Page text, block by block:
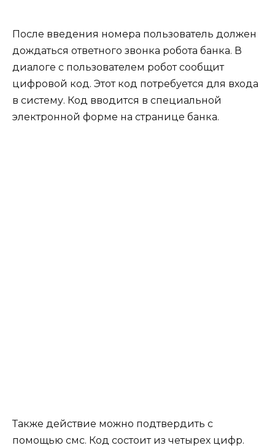
После введения номера пользователь должен
дождаться ответного звонка робота банка. В
диалоге с пользователем робот сообщит
цифровой код. Этот код потребуется для входа
в систему. Код вводится в специальной
электронной форме на странице банка.
Также действие можно подтвердить с
помощью смс. Код состоит из четырех цифр.